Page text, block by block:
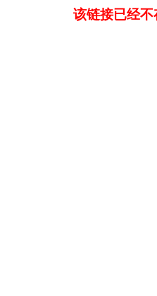
该链接已经